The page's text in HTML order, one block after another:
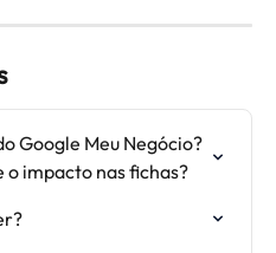
Google Meu Negócio?
o impacto nas fichas?